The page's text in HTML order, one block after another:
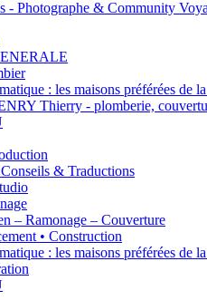
- Photographe & Community
: les maisons préférées de
Thierry - plomberie,
& Traductions
– Ramonage – Couverture
• Construction
: les maisons préférées de